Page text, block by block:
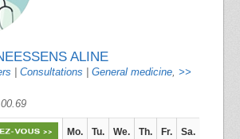
ALINE
Consultations General medicine, >>
Mo. Tu. We. Th. Fr. Sa.